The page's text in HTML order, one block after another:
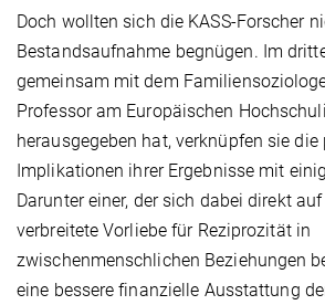
Doch wollten sich die KASS-Forscher
Bestandsaufnahme begnügen. Im
gemeinsam mit dem
Professor am Europäischen
herausgegeben hat, verknüpfen sie
Implikationen ihrer Ergebnisse mit
Darunter einer, der sich dabei direkt
verbreitete Vorliebe für Reziprozität in
zwischenmenschlichen Beziehungen
eine bessere finanzielle Ausstattung